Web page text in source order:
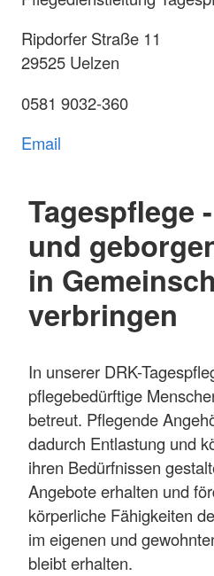
Ripdorfer Straße 11
29525 Uelzen
0581 9032-360
Email
Tagespflege
und
in
verbringen
In unserer DRK-
pflegebedürftige
betreut. Pflegende
dadurch Entlastung und
ihren Bedürfnissen
Angebote erhalten und
körperliche Fähigkeiten
im eigenen und
bleibt erhalten.